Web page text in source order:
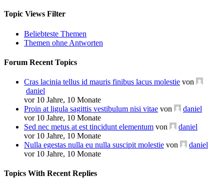
Topic Views Filter
Beliebteste Themen
Themen ohne Antworten
Forum Recent Topics
Cras lacinia tellus id mauris finibus lacus molestie von
daniel
vor 10 Jahre, 10 Monate
Proin at ligula sagittis vestibulum nisi vitae von
daniel
vor 10 Jahre, 10 Monate
Sed nec metus at est tincidunt elementum von
daniel
vor 10 Jahre, 10 Monate
Nulla egestas nulla eu nulla suscipit molestie von
daniel
vor 10 Jahre, 10 Monate
Topics With Recent Replies